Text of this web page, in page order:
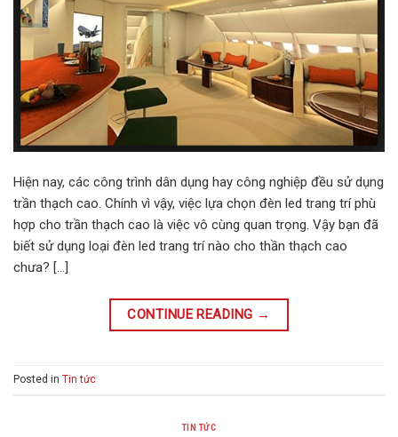
Hiện nay, các công trình dân dụng hay công nghiệp đều sử dụng
trần thạch cao. Chính vì vậy, việc lựa chọn đèn led trang trí phù
hợp cho trần thạch cao là việc vô cùng quan trọng. Vậy bạn đã
biết sử dụng loại đèn led trang trí nào cho thần thạch cao
chưa? […]
CONTINUE READING →
Posted in Tin tức
TIN TỨC